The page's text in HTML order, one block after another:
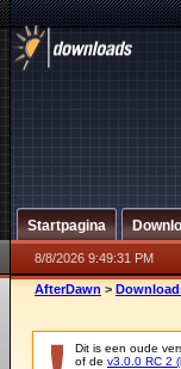
Startpagina
8/8/2026 9:49:31 PM
AfterDawn >
Dit is een oude
of de v3.0.0 RC 2